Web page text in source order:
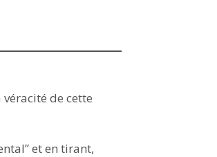
de cette
et en tirant,